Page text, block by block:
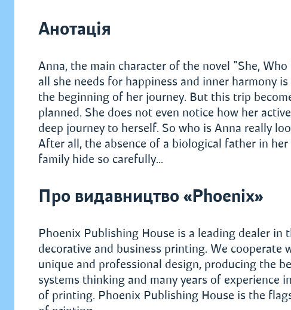
Анотація
Anna, the main character of the novel "She,
all she needs for happiness and inner harmony
the beginning of her journey. But this trip
planned. She does not even notice how her
deep journey to herself. So who is Anna really
After all, the absence of a biological father in
family hide so carefully…
Про видавництво «Phoenix»
Phoenix Publishing House is a leading dealer
decorative and business printing. We cooperate
unique and professional design, producing the
systems thinking and many years of experience
of printing. Phoenix Publishing House is the